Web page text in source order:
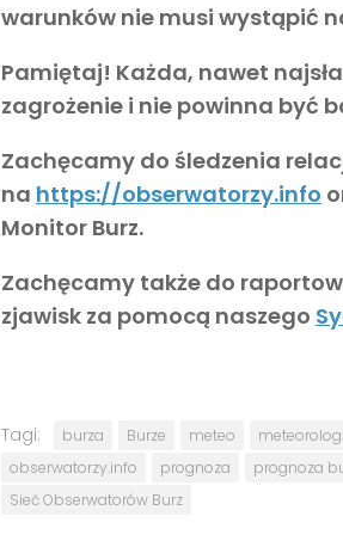
warunków nie musi wystąpić
Pamiętaj! Każda, nawet
zagrożenie i nie powinna być
Zachęcamy do śledzenia
na https://obserwatorzy.info
Monitor Burz.
Zachęcamy także do
zjawisk za pomocą naszego
Tagi: burza Burze meteo
obserwatorzy.info
prognoza prognoza
Sieć Obserwatorów Burz